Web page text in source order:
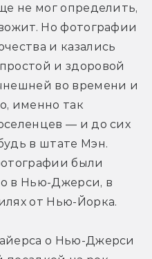
не мог определить,
Но фотографии
и казались
и здоровой
во времени и
именно так
— и до сих
в штате Мэн.
были
в Нью-Джерси, в
от Нью-Йорка.
о Нью-Джерси